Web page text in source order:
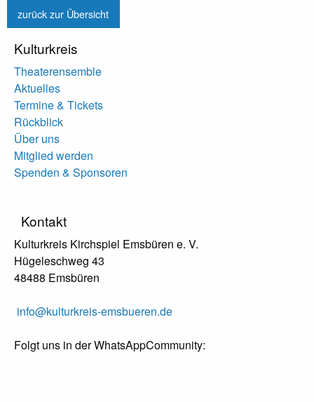
zurück zur Übersicht
Kulturkreis
Theaterensemble
Aktuelles
Termine & Tickets
Rückblick
Über uns
Mitglied werden
Spenden & Sponsoren
Kontakt
Kulturkreis Kirchspiel Emsbüren e. V.
Hügeleschweg 43
48488 Emsbüren
info@kulturkreis-emsbueren.de
Folgt uns in der WhatsAppCommunity: